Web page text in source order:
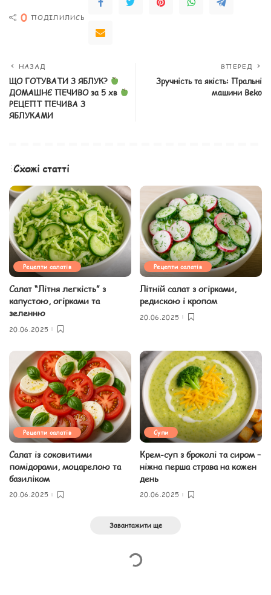
0 ПОДІЛИЛИСЬ
НАЗАД
ЩО ГОТУВАТИ З ЯБЛУК?
ДОМАШНЄ ПЕЧИВО за 5 хв
РЕЦЕПТ ПЕЧИВА З
ЯБЛУКАМИ
ВПЕРЕД
Зручність та якість: Пральні
машини Beko
Схожі статті
Рецепти салатів
Салат “Літня легкість” з
капустою, огірками та
зеленню
20.06.2025
Рецепти салатів
Літній салат з огірками,
редискою і кропом
20.06.2025
Рецепти салатів
Салат із соковитими
помідорами, моцарелою та
базиліком
20.06.2025
Супи
Крем-суп з броколі та сиром –
ніжна перша страва на кожен
день
20.06.2025
Завантажити ще